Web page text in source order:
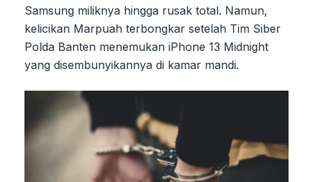
Samsung miliknya hingga rusak total. Namun,
kelicikan Marpuah terbongkar setelah Tim Siber
Polda Banten menemukan iPhone 13 Midnight
yang disembunyikannya di kamar mandi.